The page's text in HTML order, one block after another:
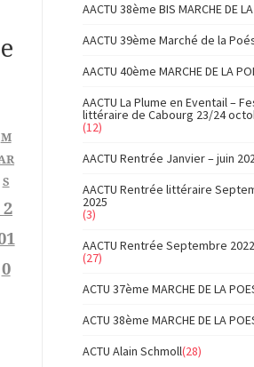
M
S
2
0
AACTU 38ème BIS MARCHE DE
AACTU 39ème Marché de la
AACTU 40ème MARCHE DE LA
AACTU La Plume en Eventail –
littéraire de Cabourg 23/24
(12)
AACTU Rentrée Janvier – juin
AACTU Rentrée littéraire
2025
(3)
AACTU Rentrée Septembre
(27)
ACTU 37ème MARCHE DE LA
ACTU 38ème MARCHE DE LA
ACTU Alain Schmoll(28)